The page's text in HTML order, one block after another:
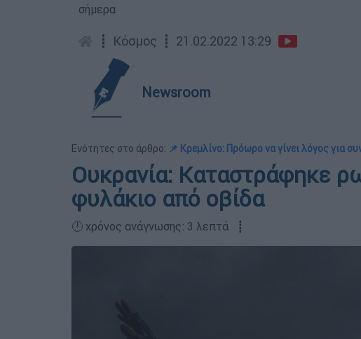
σήμερα
┋ Κόσμος ┋ 21.02.2022 13:29
Newsroom
Ενότητες στο άρθρο: 📌 Κρεμλίνο: Πρόωρο να γίνει λόγος για
Ουκρανία: Καταστράφηκε
φυλάκιο από οβίδα
🕛 χρόνος ανάγνωσης: 3 λεπτά ┋